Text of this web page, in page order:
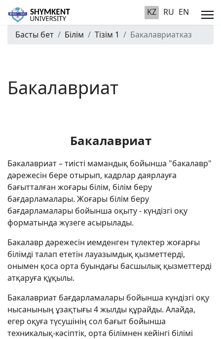
KZ RU EN
Басты бет Білім Тізім 1 Бакалавриатказ
Бакалавриат
Бакалавриат
Бакалавриат – тиісті мамандық бойынша "бакалавр"
дәрежесін бере отырып, кадрлар даярлауға
бағытталған жоғары білім, білім беру
бағдарламалары. Жоғары білім беру
бағдарламалары бойынша оқыту - күндізгі оқу
форматында жүзеге асырылады.
Бакалавр дәрежесін иемденген түлектер жоғарғы
білімді талап ететін лауазымдық қызметтерді,
онымен қоса орта буындағы басшылық қызметтерді
атқаруға құқылы.
Бакалавриат бағдарламалары бойынша күндізгі оқу
нысанының ұзақтығы 4 жылды құрайды. Алайда,
егер оқуға түсушінің сол бағыт бойынша
техникалық-кәсіптік, орта білімнен кейінгі білімі